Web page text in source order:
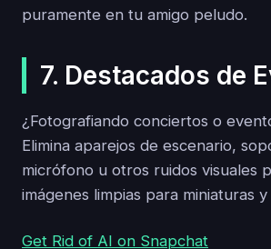
puramente en tu amigo peludo.
7. Destacados de
¿Fotografiando conciertos o
Elimina aparejos de escenario,
micrófono u otros ruidos visuales
imágenes limpias para miniaturas
Get Rid of AI on Snapchat